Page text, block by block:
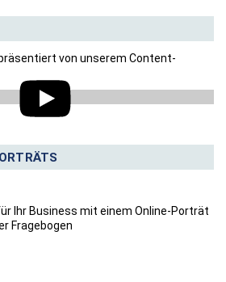
von unserem Content-
Ihr Business mit einem Online-Porträt
Fragebogen